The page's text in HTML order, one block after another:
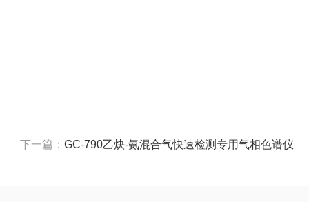
下一篇： GC-790乙炔-氨混合气快速检测专用气相色谱仪